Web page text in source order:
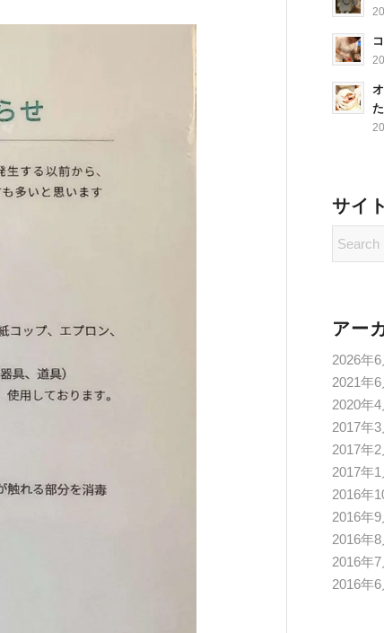
た
サイ
アー
2026年6
2021年6
2020年4
2017年3
2017年2
2017年1
2016年
2016年9
2016年8
2016年7
2016年6